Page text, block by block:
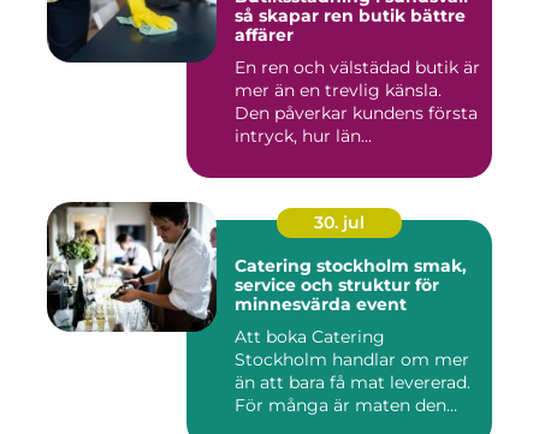
så skapar ren butik bättre
affärer
En ren och välstädad butik är
mer än en trevlig känsla.
Den påverkar kundens första
intryck, hur län...
30. jul
Catering stockholm smak,
service och struktur för
minnesvärda event
Att boka Catering
Stockholm handlar om mer
än att bara få mat levererad.
För många är maten den